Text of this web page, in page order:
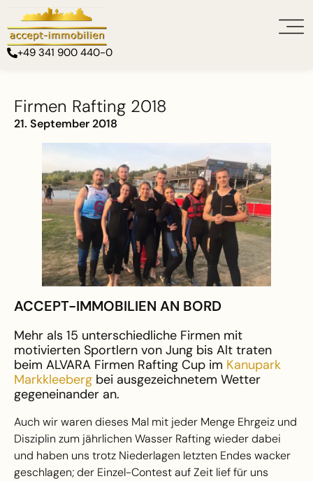
+49 341 900 440-0
Firmen Rafting 2018
21. September 2018
ACCEPT-IMMOBILIEN AN BORD
Mehr als 15 unterschiedliche Firmen mit
motivierten Sportlern von Jung bis Alt traten
beim ALVARA Firmen Rafting Cup im Kanupark
Markkleeberg bei ausgezeichnetem Wetter
gegeneinander an.
Auch wir waren dieses Mal mit jeder Menge Ehrgeiz und
Disziplin zum jährlichen Wasser Rafting wieder dabei
und haben uns trotz Niederlagen letzten Endes wacker
geschlagen; der Einzel-Contest auf Zeit lief für uns